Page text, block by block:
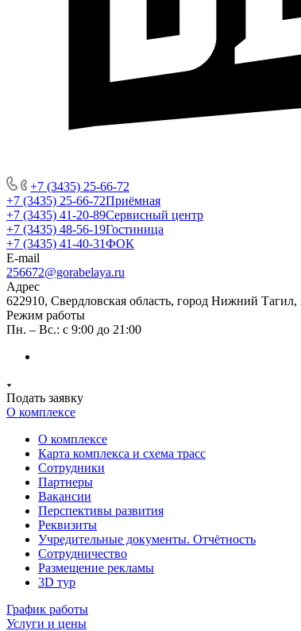
+7 (3435) 25-66-72
+7 (3435) 25-66-72Приёмная
+7 (3435) 41-20-89Сервисный центр
+7 (3435) 48-56-19Гостиница
+7 (3435) 41-40-31ФОК
E-mail
256672@gorabelaya.ru
Адрес
622910, Свердловская область, город Нижний
Режим работы
Пн. – Вс.: с 9:00 до 21:00
Подать заявку
О комплексе
О комплексе
Карта комплекса и схема трасс
Сотрудники
Партнеры
Вакансии
Перспективы развития
Реквизиты
Учредительные документы. Отчётность
Сотрудничество
Размещение рекламы
3D тур
График работы
Услуги и цены